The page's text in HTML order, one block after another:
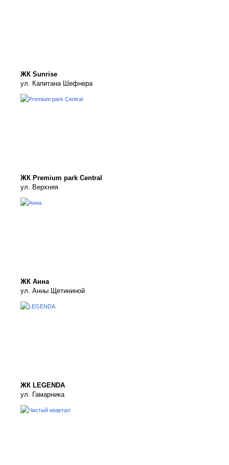
ЖК Sunrise
ул. Капитана Шефнера
ЖК Premium park Central
ул. Верхняя
ЖК Анна
ул. Анны Щетининой
ЖК LEGENDA
ул. Гамарника